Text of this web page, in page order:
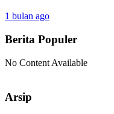
1 bulan ago
Berita Populer
No Content Available
Arsip